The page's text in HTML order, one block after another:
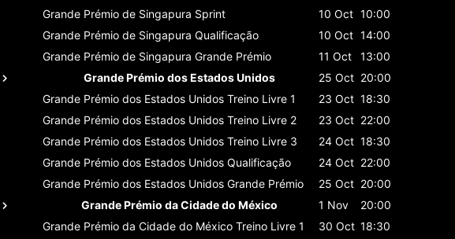
Grande Prémio de Singapura Sprint 10 Oct 10:00
Grande Prémio de Singapura Qualificação 10 Oct 14:00
Grande Prémio de Singapura Grande Prémio 11 Oct
13:00
Grande Prémio dos Estados Unidos
25 Oct 20:00
Grande Prémio dos Estados Unidos Treino Livre 1 23 Oct 18:30
Grande Prémio dos Estados Unidos Treino Livre 2 23 Oct 22:00
Grande Prémio dos Estados Unidos Treino Livre 3 24 Oct 18:30
Grande Prémio dos Estados Unidos Qualificação 24 Oct 22:00
Grande Prémio dos Estados Unidos Grande Prémio 25 Oct 20:00
Grande Prémio da Cidade do México
1 Nov
20:00
Grande Prémio da Cidade do México Treino Livre 1 30 Oct 18:30